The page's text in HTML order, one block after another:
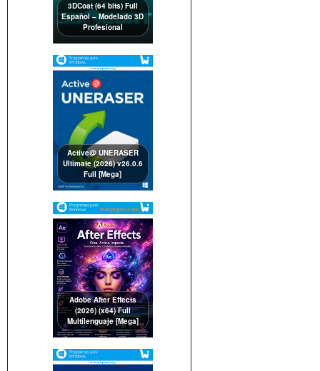
3DCoat (64 bits) Full
Español – Modelado 3D
Profesional
Active@ UNERASER
Ultimate (2026) v26.0.6
Full [Mega]
Adobe After Effects
(2026) (x64) Full
Multilenguaje [Mega]